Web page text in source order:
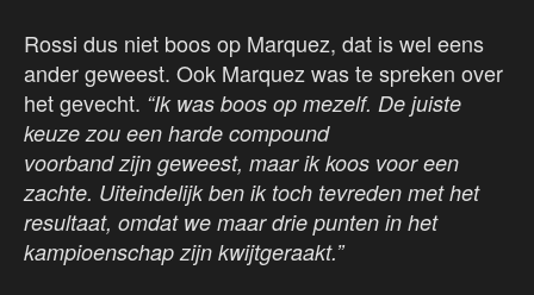
Rossi dus niet boos op Marquez, dat is wel eens
ander geweest. Ook Marquez was te spreken over
het gevecht. “Ik was boos op mezelf. De juiste
keuze zou een harde compound
voorbandzijn geweest, maar ik koos voor een
zachte. Uiteindelijk ben ik toch tevreden met het
resultaat, omdat we maar drie punten in het
kampioenschap zijn kwijtgeraakt.”